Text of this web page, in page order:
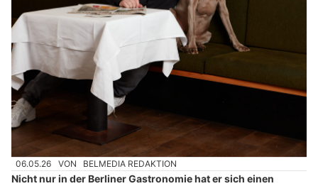
06.05.26 VON BELMEDIA REDAKTION
Nicht nur in der Berliner Gastronomie hat er sich einen